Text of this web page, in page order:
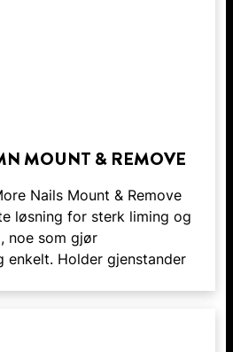
MOUNT & REMOVE
Nails Mount & Remove
løsning for sterk liming og
noe som gjør
enkelt. Holder gjenstander